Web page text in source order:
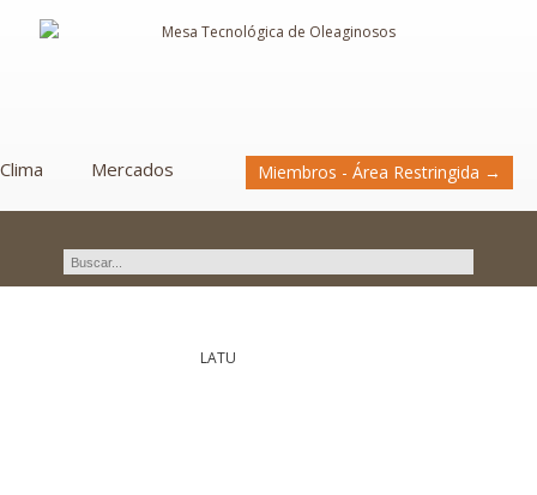
Clima Mercados Miembros - Área Restringida →
LATU